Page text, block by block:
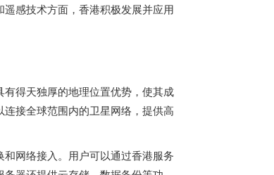
感技术方面，香港积极发展并应用
得天独厚的地理位置优势，使其成
接全球范围内的卫星网络，提供高
网络接入。用户可以通过香港服务